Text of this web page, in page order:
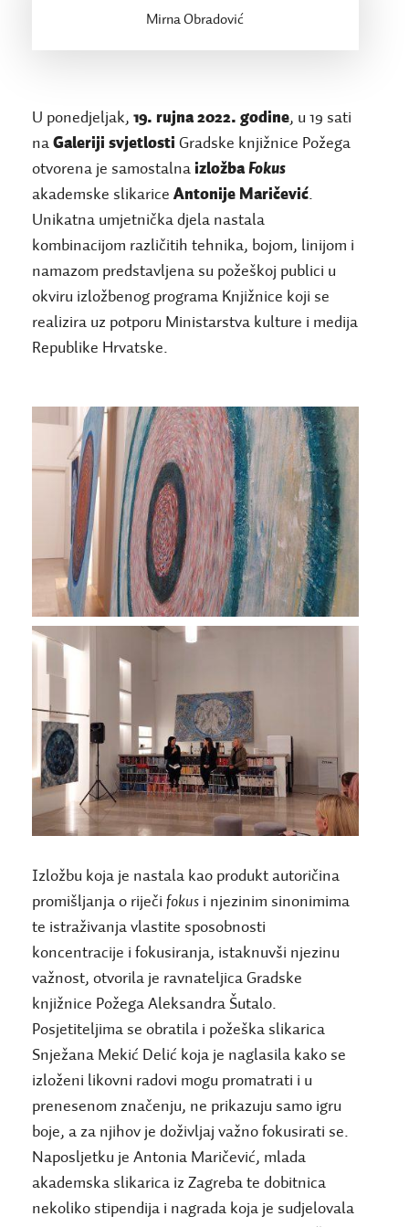
Mirna Obradović
U ponedjeljak,19. rujna 2022. godine, u 19 sati
naGaleriji svjetlosti Gradske knjižnice Požega
otvorena je samostalna izložbaFokus
akademske slikariceAntonije Maričević.
Unikatna umjetnička djela nastala
kombinacijom različitih tehnika, bojom, linijom i
namazom predstavljena su požeškoj publici u
okviru izložbenog programa Knjižnice koji se
realizira uz potporu Ministarstva kulture i medija
Republike Hrvatske.
Izložbu koja je nastala kao produkt autoričina
promišljanja o riječifokus i njezinim sinonimima
te istraživanja vlastite sposobnosti
koncentracije i fokusiranja, istaknuvši njezinu
važnost, otvorila je ravnateljica Gradske
knjižnice Požega Aleksandra Šutalo.
Posjetiteljima se obratila i požeška slikarica
Snježana Mekić Delić koja je naglasila kako se
izloženi likovni radovi mogu promatrati i u
prenesenom značenju, ne prikazuju samo igru
boje, a za njihov je doživljaj važno fokusirati se.
Naposljetku je Antonia Maričević, mlada
akademska slikarica iz Zagreba te dobitnica
nekoliko stipendija i nagrada koja je sudjelovala